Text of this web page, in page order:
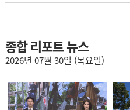
종합 리포트 뉴스
2026년 07월 30일 (목요일)